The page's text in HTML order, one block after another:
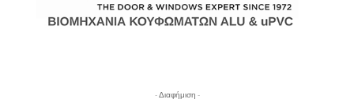
- Διαφήμιση -